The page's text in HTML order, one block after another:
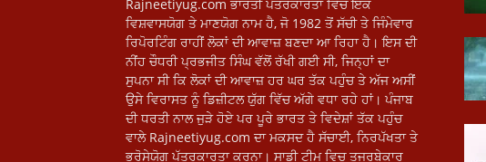
Rajneetiyug.com ਭਾਰਤੀ ਪੱਤਰਕਾਰਤਾ ਵਿੱਚ ਇਕ
ਵਿਸ਼ਵਾਸਯੋਗ ਤੇ ਮਾਣਯੋਗ ਨਾਮ ਹੈ, ਜੋ 1982 ਤੋਂ ਸੱਚੀ ਤੇ ਜਿੰਮੇਵਾਰ
ਰਿਪੋਰਟਿੰਗ ਰਾਹੀਂ ਲੋਕਾਂ ਦੀ ਆਵਾਜ਼ ਬਣਦਾ ਆ ਰਿਹਾ ਹੈ। ਇਸ ਦੀ
ਨੀਂਹ ਚੌਧਰੀ ਪ੍ਰਭਜੀਤ ਸਿੰਘ ਵੱਲੋਂ ਰੱਖੀ ਗਈ ਸੀ, ਜਿਨ੍ਹਾਂ ਦਾ
ਸੁਪਨਾ ਸੀ ਕਿ ਲੋਕਾਂ ਦੀ ਆਵਾਜ਼ ਹਰ ਘਰ ਤੱਕ ਪਹੁੰਚ ਤੇ ਅੱਜ ਅਸੀਂ
ਉਸੇ ਵਿਰਾਸਤ ਨੂੰ ਡਿਜ਼ੀਟਲ ਯੁੱਗ ਵਿੱਚ ਅੱਗੇ ਵਧਾ ਰਹੇ ਹਾਂ। ਪੰਜਾਬ
ਦੀ ਧਰਤੀ ਨਾਲ ਜੁੜੇ ਹੋਏ ਪਰ ਪੂਰੇ ਭਾਰਤ ਤੇ ਵਿਦੇਸ਼ਾਂ ਤੱਕ ਪਹੁੰਚ
ਵਾਲੇ Rajneetiyug.com ਦਾ ਮਕਸਦ ਹੈ ਸੱਚਾਈ, ਨਿਰਪੱਖਤਾ ਤੇ
ਭਰੋਸੇਯੋਗ ਪੱਤਰਕਾਰਤਾ ਕਰਨਾ। ਸਾਡੀ ਟੀਮ ਵਿਚ ਤਜਰਬੇਕਾਰ